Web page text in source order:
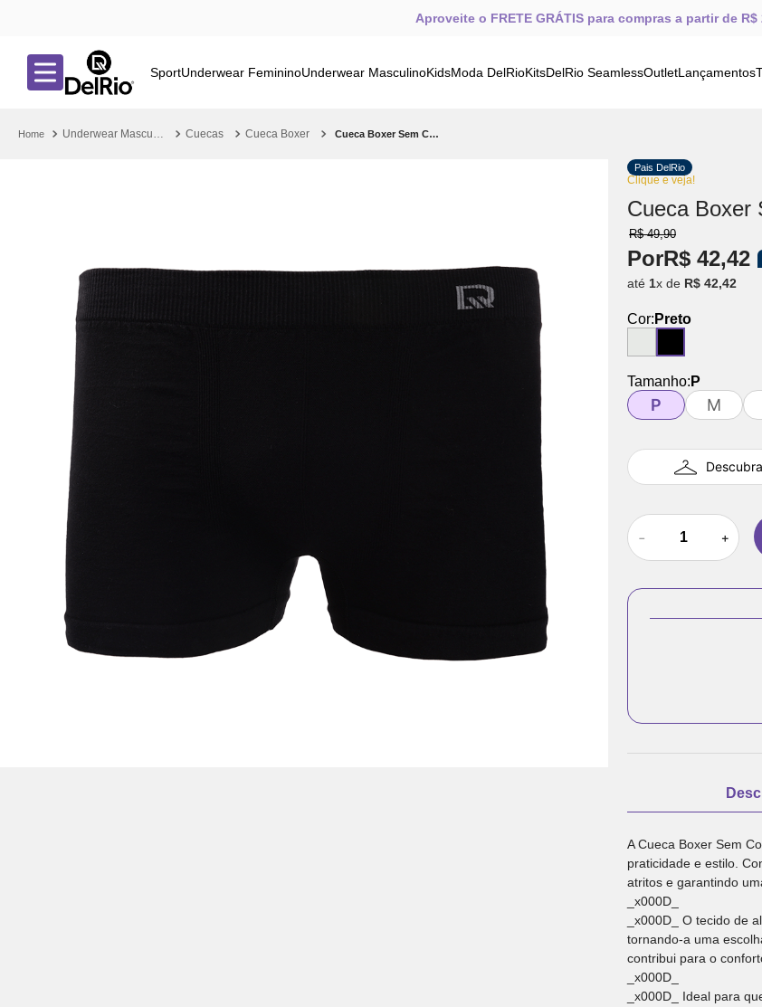
Aproveite o FRETE GRÁTIS para compras a partir de R$
SportUnderwear FemininoUnderwear MasculinoKidsModa DelRioKitsDelRio SeamlessOutletLançamentos
Underwear Masculino Cuecas Cueca Boxer Cueca Boxer Sem Costura De Algodão Preto
Pais DelRio
Clique e veja!
Cueca Boxer
R$ 49,90
PorR$ 42,42
até 1x de R$ 42,42
Cor: Preto
Tamanho: P
P M
＋
－
A Cueca Boxer Sem
praticidade e estilo.
atritos e garantindo
_x000D_
_x000D_ O tecido de
tornando-a uma
contribui para o
_x000D_
_x000D_ Ideal para